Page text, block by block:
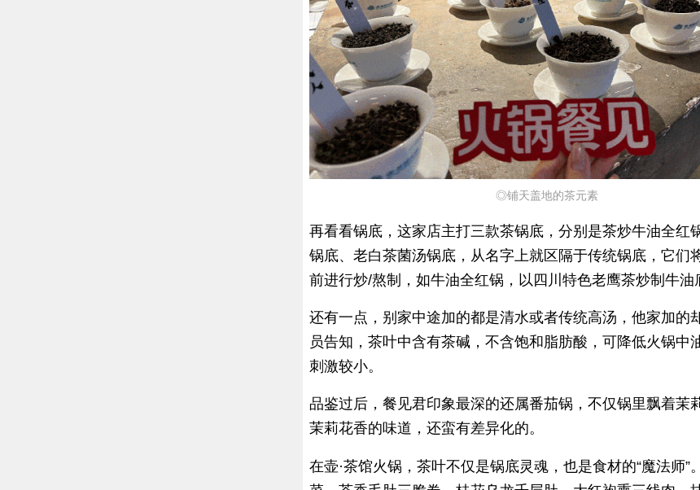
◎铺天盖地的茶元素
再看看锅底，这家店主打三款茶锅底，分别是茶炒牛油全红
锅底、老白茶菌汤锅底，从名字上就区隔于传统锅底，它们
前进行炒/熬制，如牛油全红锅，以四川特色老鹰茶炒制牛油
还有一点，别家中途加的都是清水或者传统高汤，他家加的
员告知，茶叶中含有茶碱，不含饱和脂肪酸，可降低火锅中
刺激较小。
品鉴过后，餐见君印象最深的还属番茄锅，不仅锅里飘着茉
茉莉花香的味道，还蛮有差异化的。
在壶·茶馆火锅，茶叶不仅是锅底灵魂，也是食材的“魔法师”